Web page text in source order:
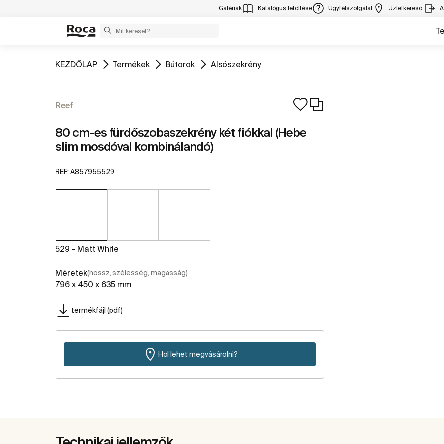
Galériák Katalógus letöltése Ügyfélszolgálat Üzletkereső
Ugrás
KEZDŐLAP Ugrás
Termékek Ugrás
Bútorok Ugrás
Alsószekrény
Reef
80 cm-es fürdőszobaszekrény két fiókkal (Hebe
slim mosdóval kombinálandó)
REF: A857955529
529 - Matt White
Méretek(hossz, szélesség, magasság)
796 x 450 x 635 mm
termékfájl (pdf)
Hol lehet megvásárolni?